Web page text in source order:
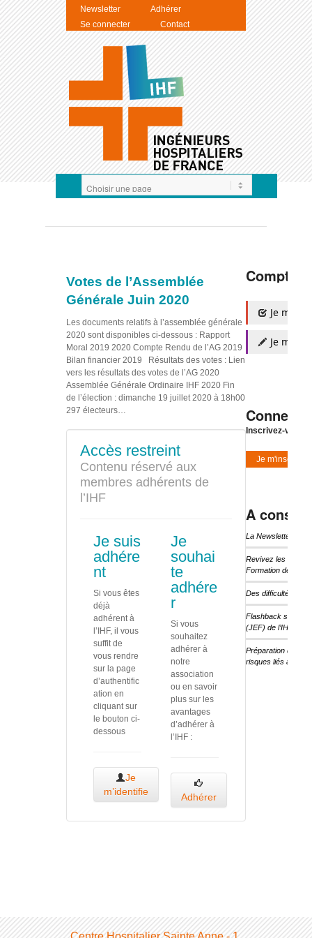
Newsletter
Adhérer
Se connecter
Contact
Votes de l’Assemblée
Générale Juin 2020
Les documents relatifs à l’assemblée générale
2020 sont disponibles ci-dessous : Rapport
Moral 2019 2020 Compte Rendu de l’AG 2019
Bilan financier 2019 Résultats des votes : Lien
vers les résultats des votes de l’AG 2020
Assemblée Générale Ordinaire IHF 2020 Fin
de l’élection : dimanche 19 juillet 2020 à 18h00
297 électeurs…
Accès restreint
Contenu réservé aux
membres adhérents de
l’IHF
Je suis
adhére
nt
Si vous êtes
déjà
adhérent à
l’IHF, il vous
suffit de
vous rendre
sur la page
d’authentific
ation en
cliquant sur
le bouton ci-
dessous
Je
m’identifie
Je
souhai
te
adhére
r
Si vous
souhaitez
adhérer à
notre
association
ou en savoir
plus sur les
avantages
d’adhérer à
l’IHF :
Adhérer
Compte
Je
Je
Inscrivez-vous
Je m'inscris
A
La Newsletter
Revivez les temps
Formation de l’IHF
Des difficultés
Flashback sur les
(JEF) de l’IHF
Préparation des
risques liés au